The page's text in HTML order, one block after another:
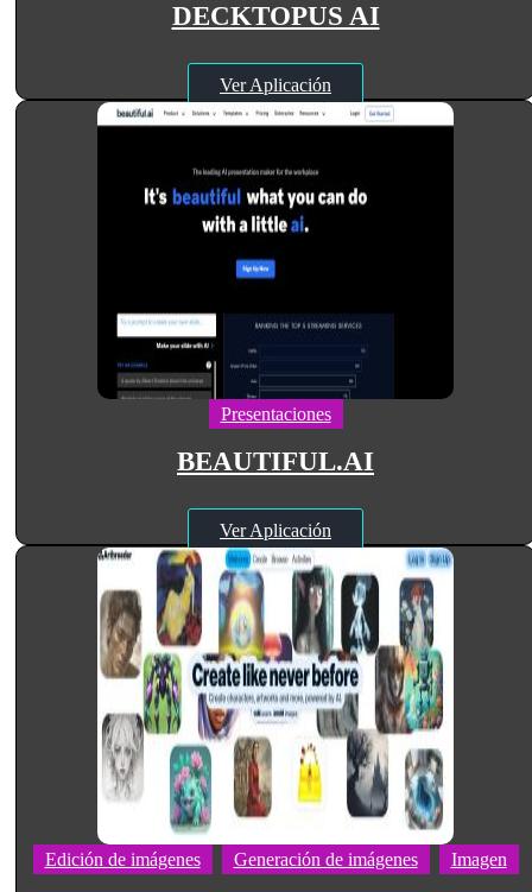
DECKTOPUS AI
Ver Aplicación
Presentaciones
BEAUTIFUL.AI
Ver Aplicación
Edición de imágenes Generación de imágenes Imagen